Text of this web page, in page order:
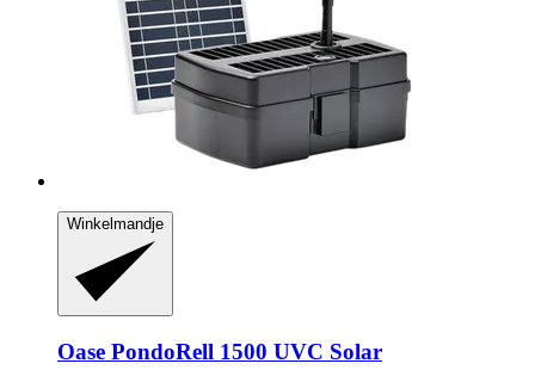
Winkelmandje
Oase PondoRell 1500 UVC Solar